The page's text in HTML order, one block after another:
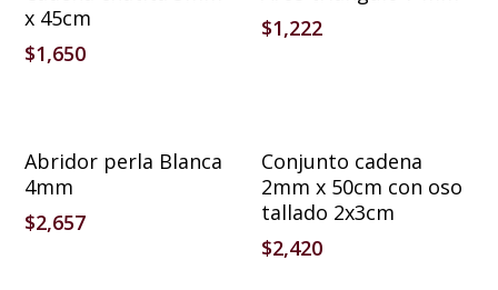
x 45cm
$1,650
$1,222
Añadir Al Carrito
Abridor perla Blanca
4mm
$2,657
Añadir Al Carrito
Conjunto cadena
2mm x 50cm con oso
tallado 2x3cm
$2,420